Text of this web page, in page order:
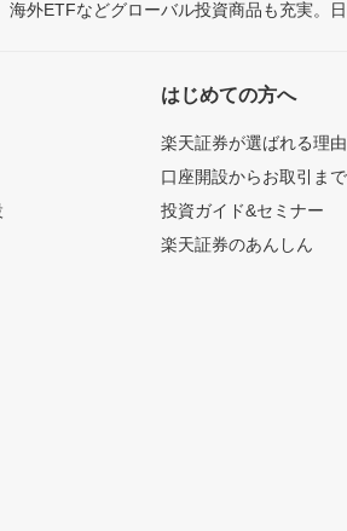
海外ETFなどグローバル投資商品も充実。
はじめての方へ
楽天証券が選ばれる理由
口座開設からお取引ま
投資ガイド&セミナー
楽天証券のあんしん